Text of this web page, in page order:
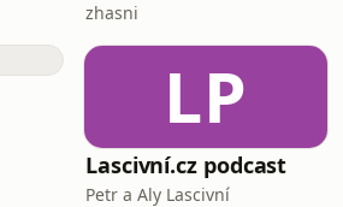
zhasni
LP
Lascivní.cz podcast
Petr a Aly Lascivní